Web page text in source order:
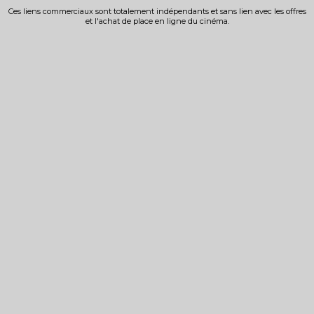
Ces liens commerciaux sont totalement indépendants et sans lien avec les offres
et l'achat de place en ligne du cinéma.